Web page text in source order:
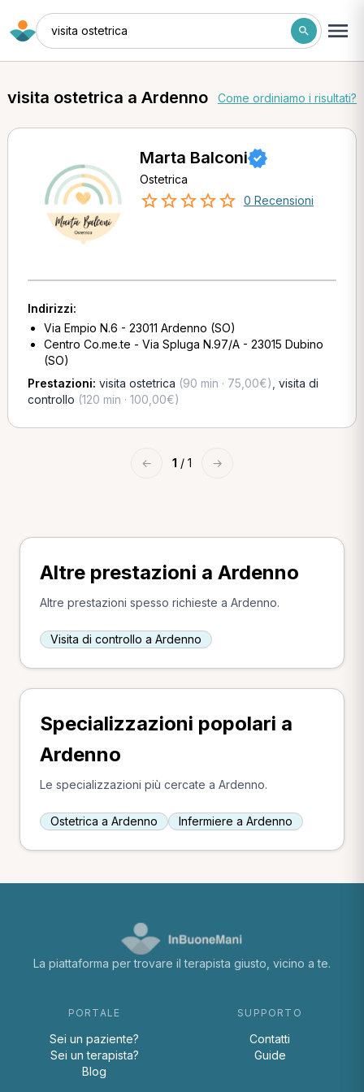
visita ostetrica
visita ostetrica a Ardenno Come ordiniamo i risultati?
Marta Balconi
Ostetrica
0 Recensioni
Indirizzi:
Via Empio N.6 - 23011 Ardenno (SO)
Centro Co.me.te - Via Spluga N.97/A - 23015 Dubino
(SO)
Prestazioni: visita ostetrica (90 min · 75,00€) visita di
controllo (120 min · 100,00€)
← 1 / 1 →
Altre prestazioni a Ardenno
Altre prestazioni spesso richieste a Ardenno.
Visita di controllo a Ardenno
Specializzazioni popolari a
Ardenno
Le specializzazioni più cercate a Ardenno.
Ostetrica a Ardenno Infermiere a Ardenno
La piattaforma per trovare il terapista giusto, vicino a te.
PORTALE
Sei un paziente?
Sei un terapista?
Blog
SUPPORTO
Contatti
Guide